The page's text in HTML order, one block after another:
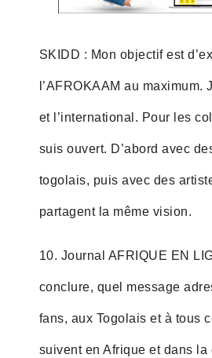
SKIDD : Mon objectif est
l’AFROKAAM au maximum.
et l’international. Pour les
suis ouvert. D’abord avec
togolais, puis avec des
partagent la même vision.
10. Journal AFRIQUE EN
conclure, quel message
fans, aux Togolais et à tous
suivent en Afrique et dans la